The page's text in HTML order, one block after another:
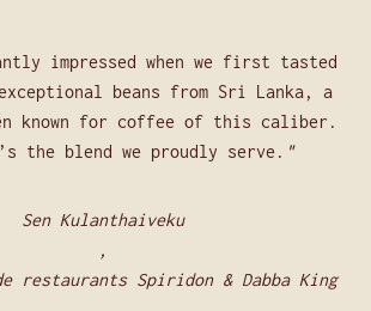
impressed when we first tasted
beans from Sri Lanka, a
known for coffee of this caliber.
the blend we proudly serve.
Sen Kulanthaiveku
,
restaurants Spiridon & Dabba King